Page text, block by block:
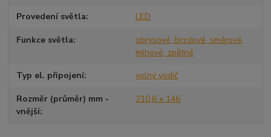
Provedení světla LED
Funkce světla
obrysové, brzdové, směrové,
mlhové, zpětné
Typ el. připojení volný vodič
Rozměr (průměr) mm -
vnější
210,6 x 146